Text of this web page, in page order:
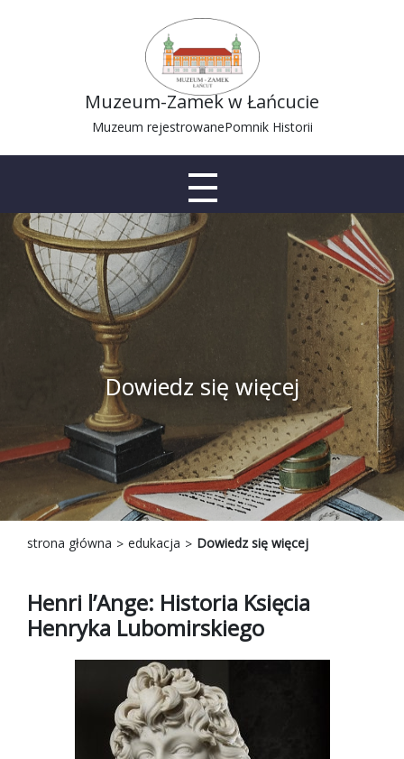
Muzeum-Zamek w Łańcucie
Muzeum rejestrowanePomnik Historii
Dowiedz się więcej
strona główna edukacja Dowiedz się więcej
Henri l’Ange: Historia Księcia
Henryka Lubomirskiego